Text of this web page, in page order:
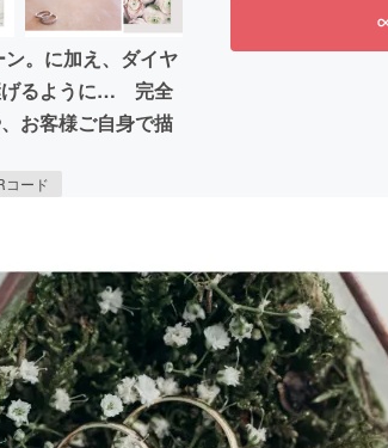
。に加え、ダイヤ
げるように… 完全
お客様ご自身で描
コード